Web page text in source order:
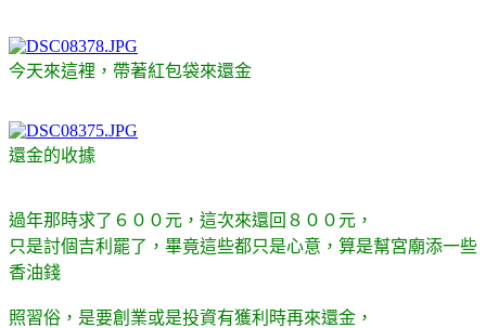
今天來這裡，帶著紅包袋來還金
還金的收據
過年那時求了６００元，這次來還回８００元，
只是討個吉利罷了，畢竟這些都只是心意，算是幫宮廟添一些
香油錢
照習俗，是要創業或是投資有獲利時再來還金，